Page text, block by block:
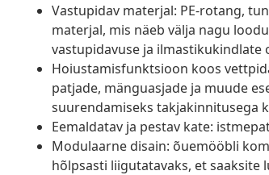
Vastupidav materjal: PE-rotang,
materjal, mis näeb välja nagu
vastupidavuse ja ilmastikukindlate
Hoiustamisfunktsioon koos
patjade, mänguasjade ja muude
suurendamiseks takjakinnitusega
Eemaldatav ja pestav kate:
Modulaarne disain: õuemööbli
hõlpsasti liigutatavaks, et